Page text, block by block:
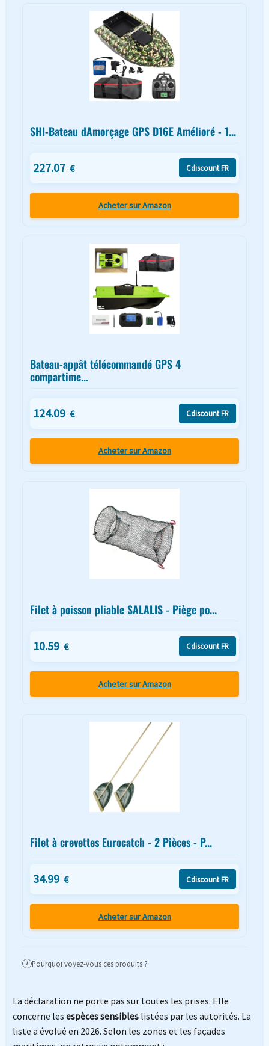
SHI-Bateau dAmorçage GPS D16E Amélioré - 1...
227.07 € Cdiscount FR
Acheter sur Amazon
Bateau-appât télécommandé GPS 4
compartime...
124.09 € Cdiscount FR
Acheter sur Amazon
Filet à poisson pliable SALALIS - Piège po...
10.59 € Cdiscount FR
Acheter sur Amazon
Filet à crevettes Eurocatch - 2 Pièces - P...
34.99 € Cdiscount FR
Acheter sur Amazon
i Pourquoi voyez-vous ces produits ?
La déclaration ne porte pas sur toutes les prises. Elle
concerne les espèces sensibleslistées par les autorités. La
liste a évolué en 2026. Selon les zones et les façades